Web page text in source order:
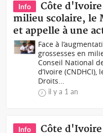
Info
Côte d'Ivoire
milieu scolaire, le
et appelle à une
Face à
grossesses en
Conseil National
d’Ivoire
Droits...
il y a 1 an
Info
Côte d'Ivoire